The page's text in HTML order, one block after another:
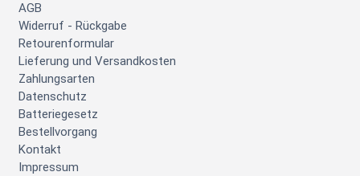
AGB
Widerruf - Rückgabe
Retourenformular
Lieferung und Versandkosten
Zahlungsarten
Datenschutz
Batteriegesetz
Bestellvorgang
Kontakt
Impressum